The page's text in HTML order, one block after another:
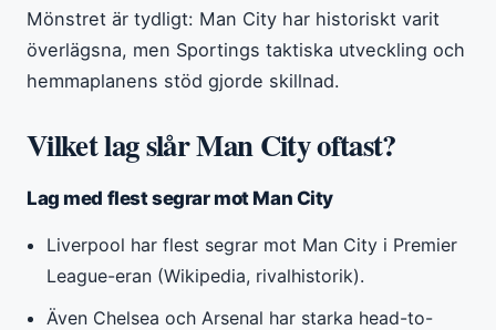
Mönstret är tydligt: Man City har historiskt varit
överlägsna, men Sportings taktiska utveckling och
hemmaplanens stöd gjorde skillnad.
Vilket lag slår Man City oftast?
Lag med flest segrar mot Man City
Liverpool har flest segrar mot Man City i Premier
League-eran (Wikipedia, rivalhistorik).
Även Chelsea och Arsenal har starka head-to-